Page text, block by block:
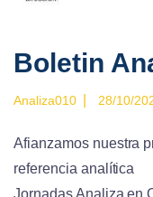
Boletin
Analiza010 28/10/
Afianzamos nuestra
referencia analítica